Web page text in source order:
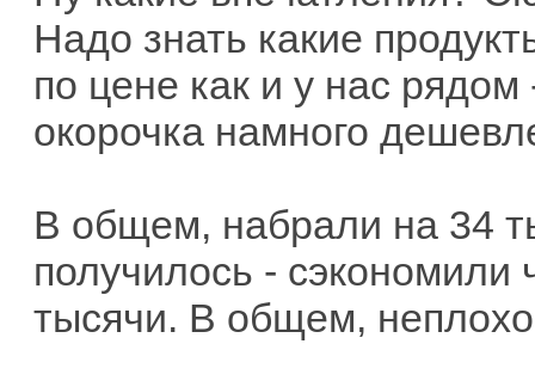
Надо знать какие
по цене как и у нас
окорочка намного
В общем, набрали на 34
получилось -
тысячи. В общем,